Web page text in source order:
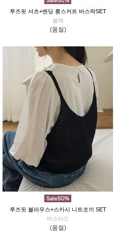
루즈핏 셔츠+밴딩 롱스커트 바스락SET
블랙
(품절)
루즈핏 블라우스+스카시 니트조끼 SET
머스타드
(품절)